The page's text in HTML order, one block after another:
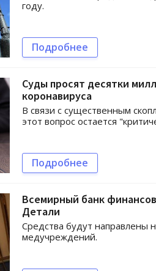
году.
Подробнее
Суды просят десятки
коронавируса
В связи с существенным
этот вопрос остается
Подробнее
Всемирный банк
Детали
Средства будут направлены
медучреждений.